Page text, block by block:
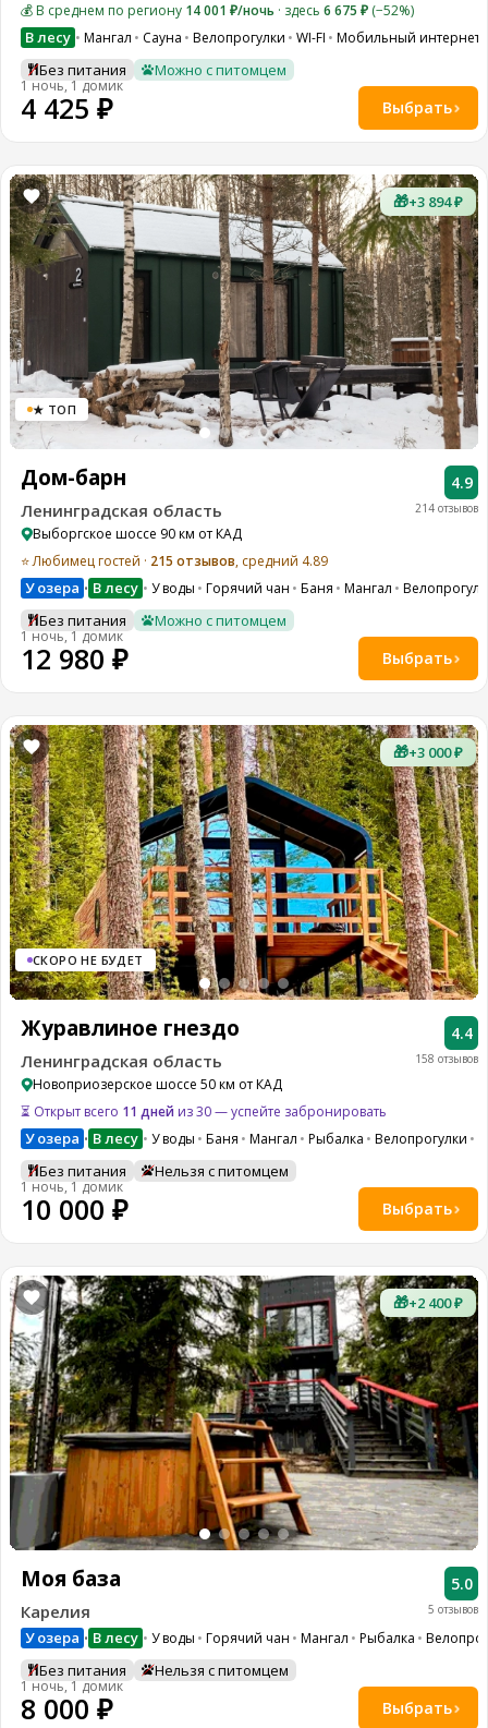
💰 В среднем по региону 14 001 ₽/ночь · здесь 6 675 ₽ (−52%)
В лесу Мангал Сауна Велопрогулки WI-FI Мобильный интернет
Без питания Можно с питомцем
1 ночь, 1 домик
4 425 ₽ Выбрать
🎁+3 894 ₽
★ ТОП
214 отзывов
4.9
Дом-барн
Ленинградская область
Выборгское шоссе 90 км от КАД
⭐ Любимец гостей · 215 отзывов, средний 4.89
У озера • В лесу У воды Горячий чан Баня Мангал
Без питания Можно с питомцем
1 ночь, 1 домик
12 980 ₽ Выбрать
🎁+3 000 ₽
СКОРО НЕ БУДЕТ
158 отзывов
4.4
Журавлиное гнездо
Ленинградская область
Новоприозерское шоссе 50 км от КАД
⏳ Открыт всего 11 дней из 30 — успейте забронировать
У озера • В лесу У воды Баня Мангал Рыбалка Велопрогулки
Без питания Нельзя с питомцем
1 ночь, 1 домик
10 000 ₽ Выбрать
🎁+2 400 ₽
5 отзывов
5.0
Моя база
Карелия
У озера • В лесу У воды Горячий чан Мангал Рыбалка
Без питания Нельзя с питомцем
1 ночь, 1 домик
8 000 ₽ Выбрать